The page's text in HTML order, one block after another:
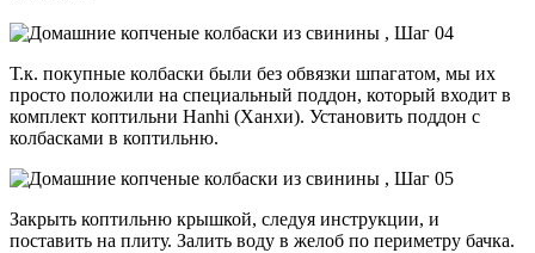
Т.к. покупные колбаски были без обвязки шпагатом, мы их
просто положили на специальный поддон, который входит в
комплект коптильни Hanhi (Ханхи). Установить поддон с
колбасками в коптильню.
Закрыть коптильню крышкой, следуя инструкции, и
поставить на плиту. Залить воду в желоб по периметру бачка.